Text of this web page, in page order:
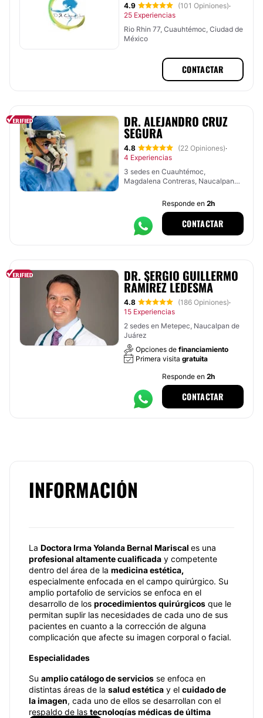
4.9 (101 Opiniones)·
25 Experiencias
Rio Rhin 77, Cuauhtémoc, Ciudad de
México
CONTACTAR
DR. ALEJANDRO CRUZ
SEGURA
4.8 (22 Opiniones)·
4 Experiencias
3 sedes en Cuauhtémoc,
Magdalena Contreras, Naucalpan
Responde en 2h
CONTACTAR
DR. SERGIO GUILLERMO
RAMÍREZ LEDESMA
4.8 (186 Opiniones)·
15 Experiencias
2 sedes en Metepec, Naucalpan de
Juárez
Opciones de financiamiento
Primera visita gratuita
Responde en 2h
CONTACTAR
INFORMACIÓN
La Doctora Irma Yolanda Bernal Mariscal es una
profesional altamente cualificada y competente
dentro del área de la medicina estética,
especialmente enfocada en el campo quirúrgico. Su
amplio portafolio de servicios se enfoca en el
desarrollo de los procedimientos quirúrgicos que le
permitan suplir las necesidades de cada uno de sus
pacientes en cuanto a la corrección de alguna
complicación que afecte su imagen corporal o facial.
Especialidades
Su amplio catálogo de servicios se enfoca en
distintas áreas de la salud estética y el cuidado de
la imagen, cada uno de ellos se desarrollan con el
respaldo de las tecnologías médicas de última